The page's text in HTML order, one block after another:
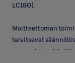
LC190).
Moitteettoman
tarvitsevat
normaaleissa